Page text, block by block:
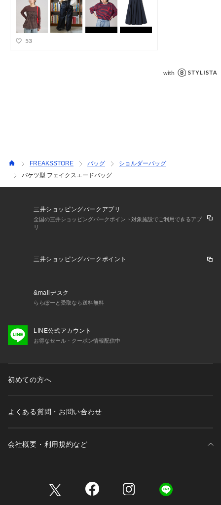
FREAKSSTORE バッグ
ショルダーバッグ
バケツ型 フェイクスエードバッグ
三井ショッピングパークアプリ
全国の三井ショッピングパークポイント対象施設でご利用できるアプ
リ
三井ショッピングパークポイント
&mallデスク
ららぽーと受取なら送料無料
LINE公式アカウント
お得なセール・クーポン情報配信中
初めての方へ
よくある質問・お問い合わせ
会社概要・利用規約など